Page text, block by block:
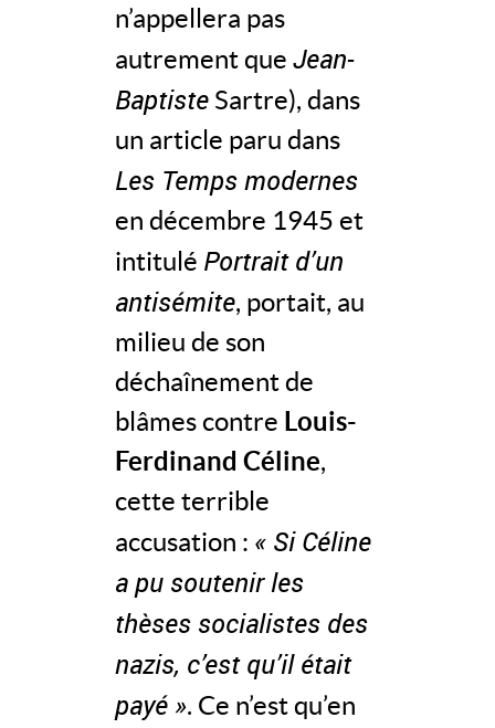
n’appellera pas
autrement que Jean-
Baptiste Sartre), dans
un article paru dans
Les Temps modernes
en décembre 1945 et
intitulé Portrait d’un
antisémite, portait, au
milieu de son
déchaînement de
blâmes contre Louis-
Ferdinand Céline,
cette terrible
accusation : « Si Céline
a pu soutenir les
thèses socialistes des
nazis, c’est qu’il était
payé ». Ce n’est qu’en